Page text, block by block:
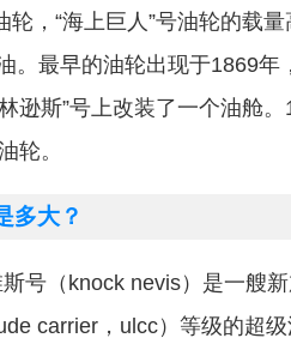
，“海上巨人”号油轮的载
。最早的油轮出现于1869年
逊斯”号上改装了一个油舱
轮。
多大？
号（knock nevis）是一艘
carrier，ulcc）等级的超